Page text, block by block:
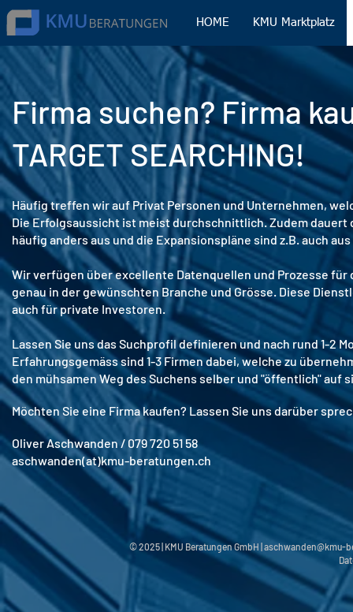
HOME KMU Marktplatz
Firma suchen? Firma
TARGET SEARCHING!
Häufig treffen wir auf Privat Personen und Unternehmen,
Die Erfolgsaussicht ist meist durchschnittlich. Zudem dauert
häufig anders aus und die Expansionspläne sind z.B. auch
Wir verfügen über excellente Datenquellen und Prozesse
genau in der gewünschten Branche und Grösse. Diese
auch für private Investoren.
Lassen Sie uns das Suchprofil definieren und nach rund 1-2
Erfahrungsgemäss sind 1-3 Firmen dabei, welche zu
den mühsamen Weg des Suchens selber und "öffentlich" auf
Möchten Sie eine Firma kaufen? Lassen Sie uns darüber
Oliver Aschwanden / 079 720 51 58
aschwanden(at)kmu-beratungen.ch
© 2025 | KMU Beratungen GmbH | aschwanden@kmu-